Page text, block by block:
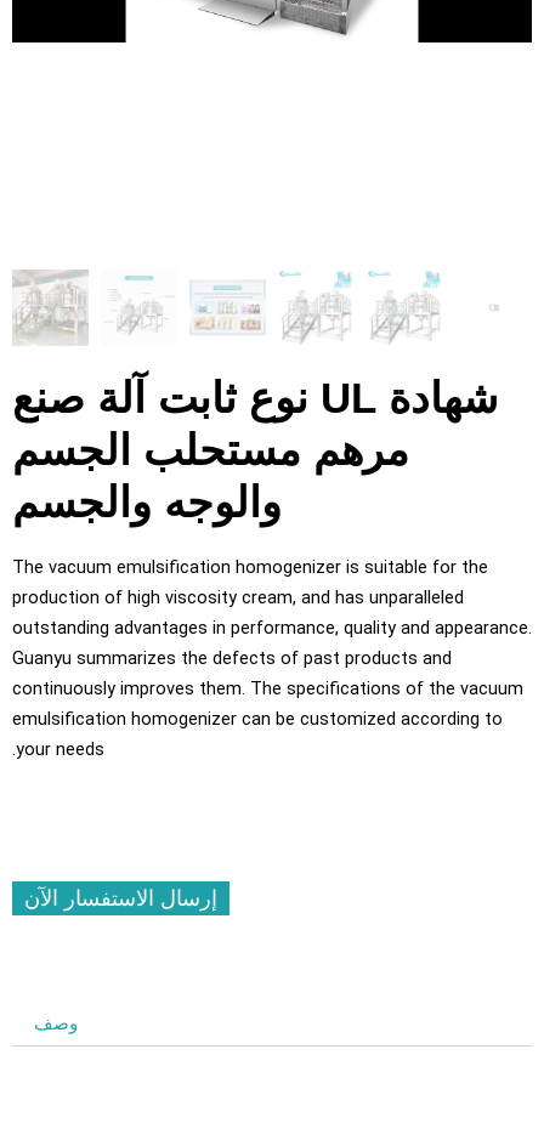
شهادة UL نوع ثابت آلة صنع
مرهم مستحلب الجسم
والوجه والجسم
The vacuum emulsification homogenizer is suitable for the
production of high viscosity cream, and has unparalleled
outstanding advantages in performance,quality and
Guanyu summarizes the defects of past products and
continuously improves them.The specifications of the
emulsification homogenizer can be customized according to
your needs
.
إرسال الاستفسار الآن
وصف